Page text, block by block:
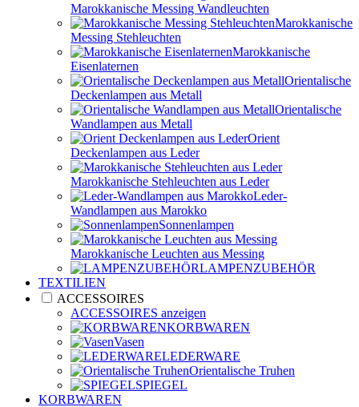
Marokkanische Messing Wandleuchten
Marokkanische
Messing Stehleuchten
Marokkanische
Eisenlaternen
Orientalische
Deckenlampen aus Metall
Orientalische
Wandlampen aus Metall
Orient
Deckenlampen aus Leder
Marokkanische Stehleuchten aus Leder
Leder-
Wandlampen aus Marokko
Sonnenlampen
Marokkanische Leuchten aus Messing
LAMPENZUBEHÖR
TEXTILIEN
ACCESSOIRES
ACCESSOIRES anzeigen
KORBWAREN
Vasen
LEDERWARE
Orientalische Truhen
SPIEGEL
KORBWAREN